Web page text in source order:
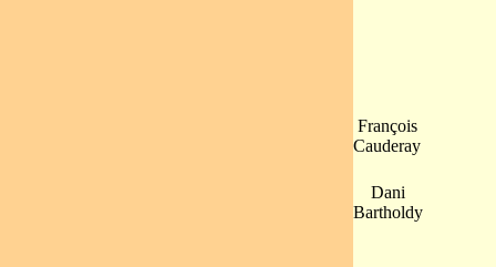
François
Cauderay
Dani
Bartholdy